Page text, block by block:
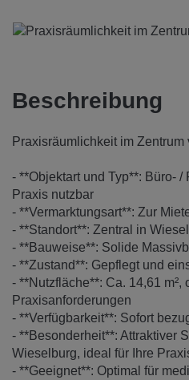
Beschreibung
Praxisräumlichkeit im Zentrum
- **Objektart und Typ**: Büro-
Praxis nutzbar
- **Vermarktungsart**: Zur
- **Standort**: Zentral in
- **Bauweise**: Solide
- **Zustand**: Gepflegt und
- **Nutzfläche**: Ca. 14,61
Praxisanforderungen
- **Verfügbarkeit**: Sofort
- **Besonderheit**: Attraktiver
Wieselburg, ideal für Ihre
- **Geeignet**: Optimal für